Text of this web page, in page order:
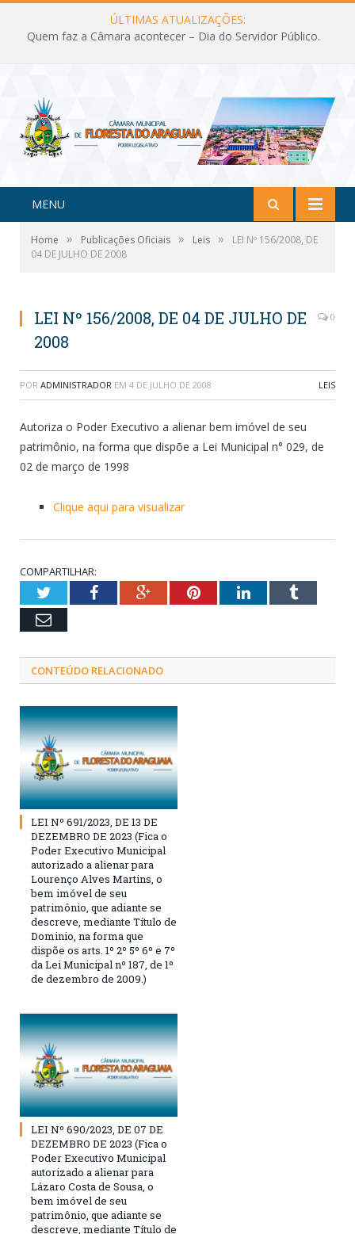
ÚLTIMAS ATUALIZAÇÕES:
Quem faz a Câmara acontecer – Dia do Servidor Público.
MENU
Home » Publicações Oficiais » Leis »
LEI Nº 156/2008, DE
04 DE JULHO DE 2008
LEI Nº 156/2008, DE 04 DE JULHO DE
2008
0
POR ADMINISTRADOR EM 4 DE JULHO DE 2008 LEIS
Autoriza o Poder Executivo a alienar bem imóvel de seu
patrimônio, na forma que dispõe a Lei Municipal n° 029, de
02 de março de 1998
Clique aqui para visualizar
COMPARTILHAR:
TwitterFacebookGoogle+PinterestLinkedInTumblr
Email
CONTEÚDO RELACIONADO
LEI Nº 691/2023, DE 13 DE
DEZEMBRO DE 2023 (Fica o
Poder Executivo Municipal
autorizado a alienar para
Lourenço Alves Martins, o
bem imóvel de seu
patrimônio, que adiante se
descreve, mediante Título de
Dominio, na forma que
dispõe os arts. 1º 2º 5º 6º e 7º
da Lei Municipal nº 187, de 1º
de dezembro de 2009.)
LEI Nº 690/2023, DE 07 DE
DEZEMBRO DE 2023 (Fica o
Poder Executivo Municipal
autorizado a alienar para
Lázaro Costa de Sousa, o
bem imóvel de seu
patrimônio, que adiante se
descreve, mediante Título de